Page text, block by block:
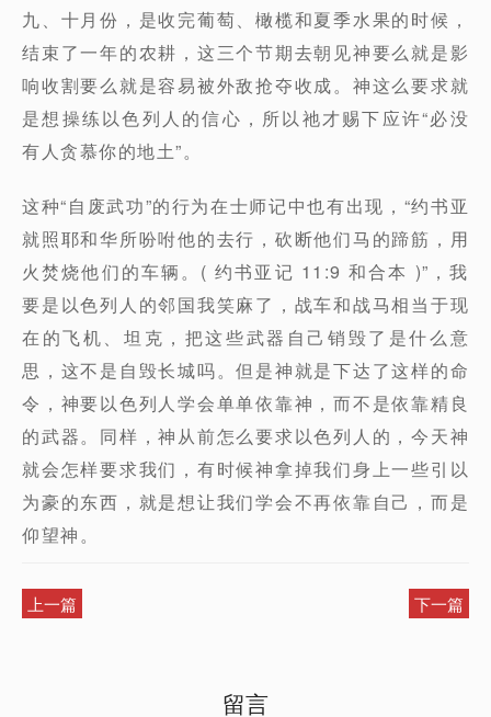
九、十月份，是收完葡萄、橄榄和夏季水果的时候，
结束了一年的农耕，这三个节期去朝见神要么就是影
响收割要么就是容易被外敌抢夺收成。神这么要求就
是想操练以色列人的信心，所以祂才赐下应许“必没
有人贪慕你的地土”。
这种“自废武功”的行为在士师记中也有出现，“约书亚
就照耶和华所吩咐他的去行，砍断他们马的蹄筋，用
火焚烧他们的车辆。( 约书亚记 11:9 和合本 )”，我
要是以色列人的邻国我笑麻了，战车和战马相当于现
在的飞机、坦克，把这些武器自己销毁了是什么意
思，这不是自毁长城吗。但是神就是下达了这样的命
令，神要以色列人学会单单依靠神，而不是依靠精良
的武器。同样，神从前怎么要求以色列人的，今天神
就会怎样要求我们，有时候神拿掉我们身上一些引以
为豪的东西，就是想让我们学会不再依靠自己，而是
仰望神。
上一篇 下一篇
留言